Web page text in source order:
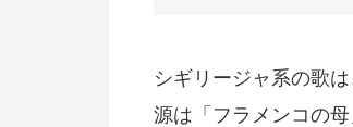
シギリージャ系の歌
源は「フラメンコの母